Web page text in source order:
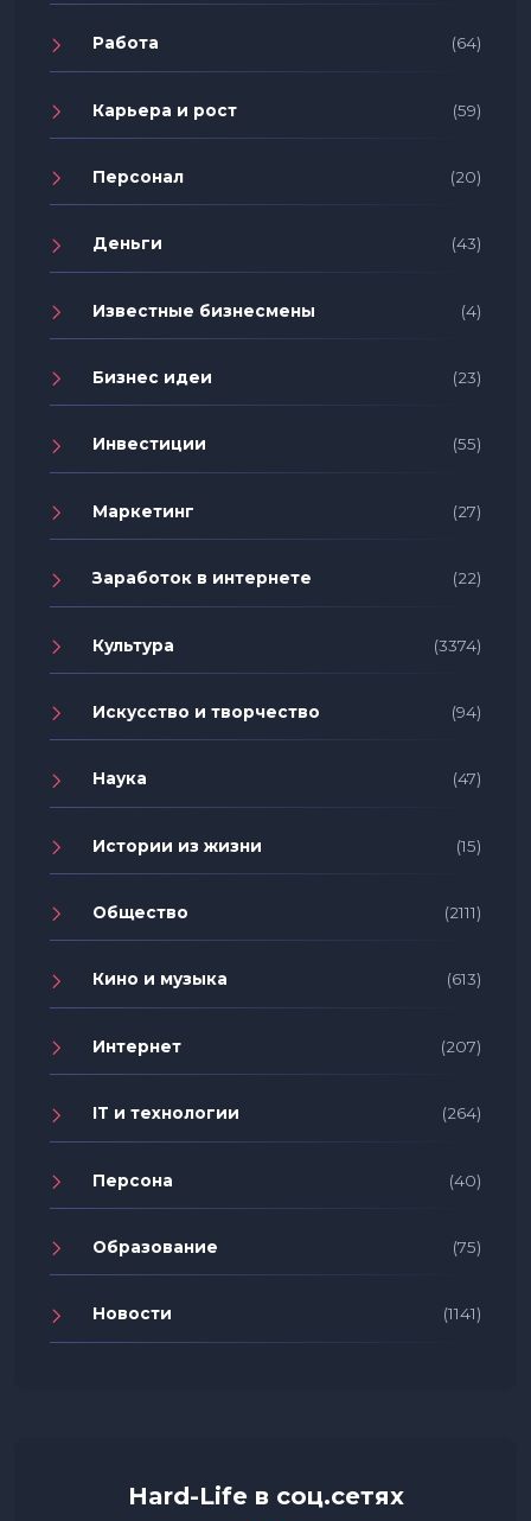
Работа (64)
Карьера и рост (59)
Персонал (20)
Деньги (43)
Известные бизнесмены (4)
Бизнес идеи (23)
Инвестиции (55)
Маркетинг (27)
Заработок в интернете (22)
Культура (3374)
Искусство и творчество (94)
Наука (47)
Истории из жизни (15)
Общество (2111)
Кино и музыка (613)
Интернет (207)
IT и технологии (264)
Персона (40)
Образование (75)
Новости (1141)
Hard-Life в соц.сетях